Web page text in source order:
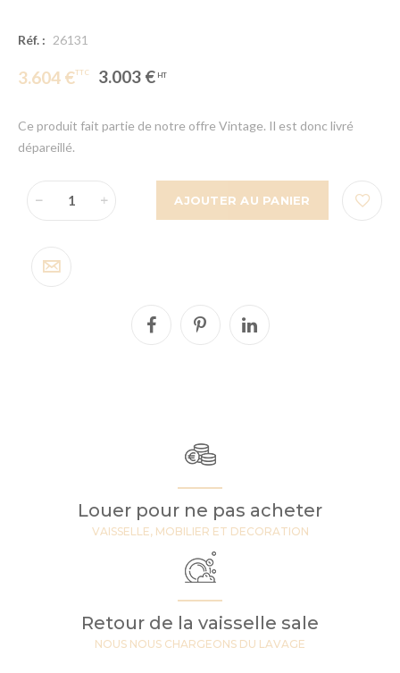
Réf. : 26131
3.604 € 3.003 €
Ce produit fait partie de notre offre Vintage. Il est donc livré
dépareillé.
AJOUTER AU PANIER
Louer pour ne pas acheter
VAISSELLE, MOBILIER ET DECORATION
Retour de la vaisselle sale
NOUS NOUS CHARGEONS DU LAVAGE